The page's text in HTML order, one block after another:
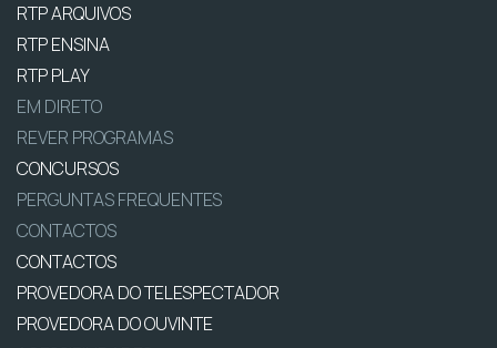
RTP ARQUIVOS
RTP ENSINA
RTP PLAY
EM DIRETO
REVER PROGRAMAS
CONCURSOS
PERGUNTAS FREQUENTES
CONTACTOS
CONTACTOS
PROVEDORA DO TELESPECTADOR
PROVEDORA DO OUVINTE